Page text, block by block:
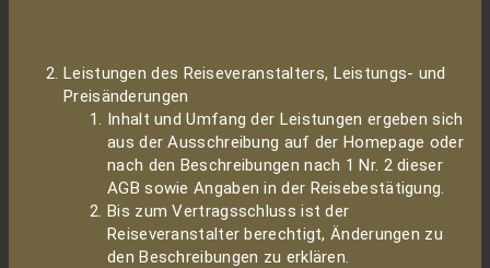
Leistungen des Reiseveranstalters, Leistungs- und
Preisänderungen
Inhalt und Umfang der Leistungen ergeben sich
aus der Ausschreibung auf der Homepage oder
nach den Beschreibungen nach 1 Nr. 2 dieser
AGB sowie Angaben in der Reisebestätigung.
Bis zum Vertragsschluss ist der
Reiseveranstalter berechtigt, Änderungen zu
den Beschreibungen zu erklären.